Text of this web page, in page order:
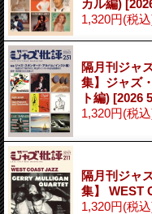
カル編)
1,320円(税
隔月刊ジャ
集】ジャズ
ト編) [2026
1,320円(税
隔月刊ジャ
集】 WEST
1,320円(税